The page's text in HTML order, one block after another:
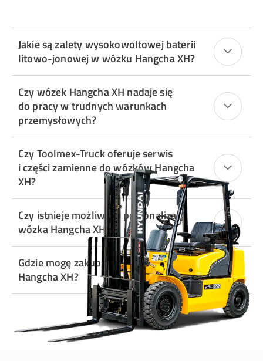
Jakie są zalety wysokowoltowej baterii
litowo-jonowej w wózku Hangcha XH?
Czy wózek Hangcha XH nadaje się
do pracy w trudnych warunkach
przemysłowych?
Czy Toolmex-Truck oferuje serwis
i części zamienne do wózków Hangcha
XH?
Czy istnieje możliwość personalizacji
wózka Hangcha XH?
Gdzie mogę zakupić wózek widłowy
Hangcha XH?